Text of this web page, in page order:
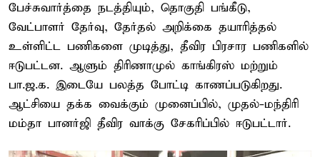
பேச்சுவார்த்தை நடத்தியும், தொகுதி பங்கீடு,
வேட்பாளர் தேர்வு, தேர்தல் அறிக்கை தயாரித்தல்
உள்ளிட்ட பணிகளை முடித்து, தீவிர பிரசார பணிகளில்
ஈடுபட்டன. ஆளும் திரிணாமுல் காங்கிரஸ் மற்றும்
பா.ஜ.க. இடையே பலத்த போட்டி காணப்படுகிறது.
ஆட்சியை தக்க வைக்கும் முனைப்பில், முதல்-மந்திரி
மம்தா பானர்ஜி தீவிர வாக்கு சேகரிப்பில் ஈடுபட்டார்.